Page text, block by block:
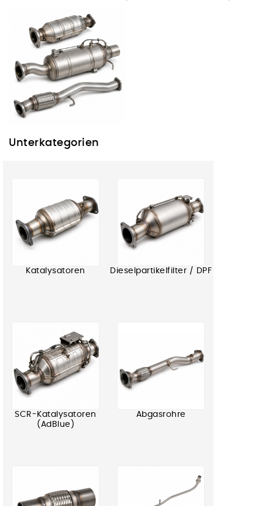
Unterkategorien
Katalysatoren Dieselpartikelfilter / DPF
SCR-Katalysatoren
(AdBlue)
Abgasrohre